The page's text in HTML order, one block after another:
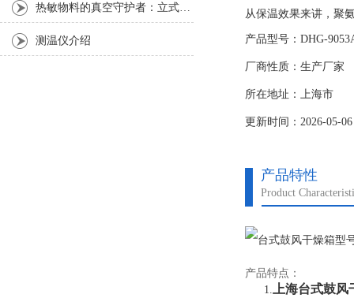
从保温效果来讲，聚
高效绝热性能，可有
产品型号：DHG-
厂商性质：生产厂家
所在地址：上海市
更新时间：2026-05-06
产品特性
Product
产品特点：
1.
上海台式鼓风
热敏物料的真空守护者：立式真空干燥箱选购指南
测温仪介绍